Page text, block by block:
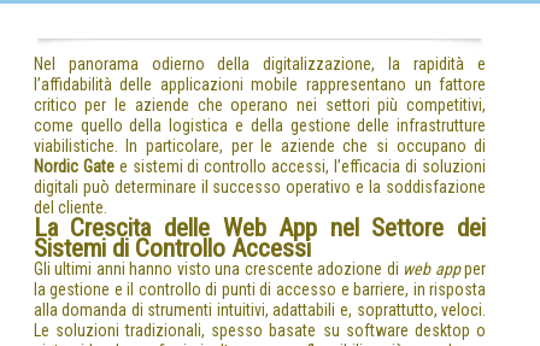
Nel panorama odierno della digitalizzazione, la rapidità e
l’affidabilità delle applicazioni mobile rappresentano un fattore
critico per le aziende che operano nei settori più competitivi,
come quello della logistica e della gestione delle infrastrutture
viabilistiche. In particolare, per le aziende che si occupano di
Nordic Gatee sistemi di controllo accessi, l’efficacia di soluzioni
digitali può determinare il successo operativo e la soddisfazione
del cliente.
La Crescita delle Web App nel Settore dei
Sistemi di Controllo Accessi
Gli ultimi anni hanno visto una crescente adozione di web appper
la gestione e il controllo di punti di accesso e barriere, in risposta
alla domanda di strumenti intuitivi, adattabili e, soprattutto, veloci.
Le soluzioni tradizionali, spesso basate su software desktop o